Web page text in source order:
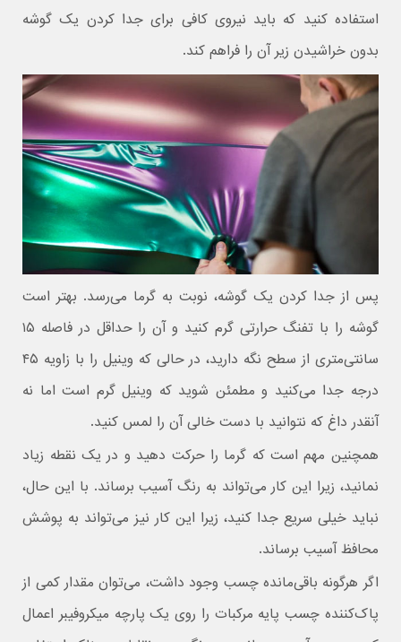
استفاده کنید که باید نیروی کافی برای جدا کردن یک گوشه
بدون خراشیدن زیر آن را فراهم کند.
پس از جدا کردن یک گوشه، نوبت به گرما می‌رسد. بهتر است
گوشه را با تفنگ حرارتی گرم کنید و آن را حداقل در فاصله ۱۵
سانتی‌متری از سطح نگه دارید، در حالی که وینیل را با زاویه ۴۵
درجه جدا می‌کنید و مطمئن شوید که وینیل گرم است اما نه
آنقدر داغ که نتوانید با دست خالی آن را لمس کنید.
همچنین مهم است که گرما را حرکت دهید و در یک نقطه زیاد
نمانید، زیرا این کار می‌تواند به رنگ آسیب برساند. با این حال،
نباید خیلی سریع جدا کنید، زیرا این کار نیز می‌تواند به پوشش
محافظ آسیب برساند.
اگر هرگونه باقی‌مانده چسب وجود داشت، می‌توان مقدار کمی از
پاک‌کننده چسب پایه مرکبات را روی یک پارچه میکروفیبر اعمال